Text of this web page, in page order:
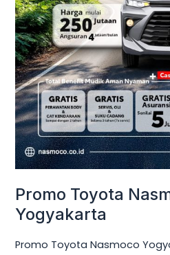
Promo Toyota
Yogyakarta
Promo Toyota Nasmoco